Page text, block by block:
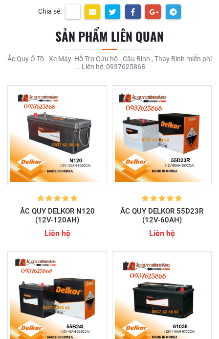
Chia sẻ:
SẢN PHẨM LIÊN QUAN
Ắc Quy Ô Tô - Xe Máy. Hỗ Trợ Cứu hộ . Câu Bình , Thay Bình miễn phí
... Liên hệ: 0937625868
ẮC QUY DELKOR N120
(12V-120AH)
Liên hệ
ẮC QUY DELKOR 55D23R
(12V-60AH)
Liên hệ